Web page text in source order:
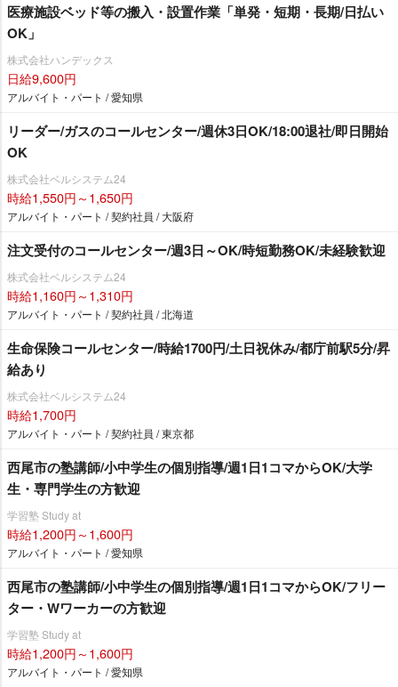
医療施設ベッド等の搬入・設置作業「単発・短期・長期/日払い
OK」
株式会社ハンデックス
日給9,600円
アルバイト・パート / 愛知県
リーダー/ガスのコールセンター/週休3日OK/18:00退社/即日開始
OK
株式会社ベルシステム24
時給1,550円～1,650円
アルバイト・パート / 契約社員 / 大阪府
注文受付のコールセンター/週3日～OK/時短勤務OK/未経験歓迎
株式会社ベルシステム24
時給1,160円～1,310円
アルバイト・パート / 契約社員 / 北海道
生命保険コールセンター/時給1700円/土日祝休み/都庁前駅5分/昇
給あり
株式会社ベルシステム24
時給1,700円
アルバイト・パート / 契約社員 / 東京都
西尾市の塾講師/小中学生の個別指導/週1日1コマからOK/大学
生・専門学生の方歓迎
学習塾 Study at
時給1,200円～1,600円
アルバイト・パート / 愛知県
西尾市の塾講師/小中学生の個別指導/週1日1コマからOK/フリー
ター・Wワーカーの方歓迎
学習塾 Study at
時給1,200円～1,600円
アルバイト・パート / 愛知県